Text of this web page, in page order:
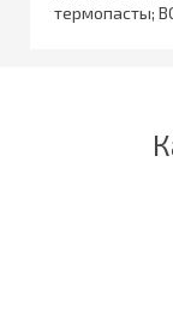
термопасты;